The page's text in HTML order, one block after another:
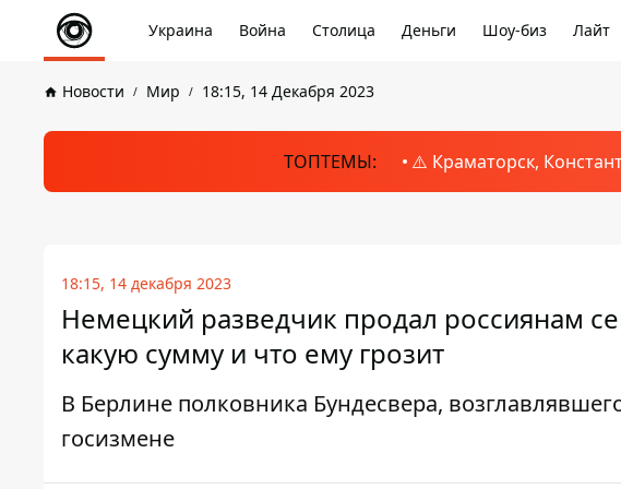
Украина Война Столица Деньги Шоу-биз Лайт
Новости Мир 18:15, 14 Декабря 2023
ТОПТЕМЫ: ⚠️ Краматорск,
18:15, 14 декабря 2023
Немецкий разведчик продал россиянам
какую сумму и что ему грозит
В Берлине полковника Бундесвера,
госизмене